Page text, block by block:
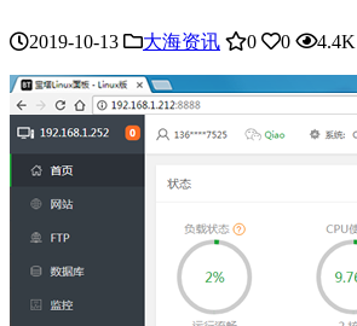
2019-10-13 大海资讯 0 0 4.4K